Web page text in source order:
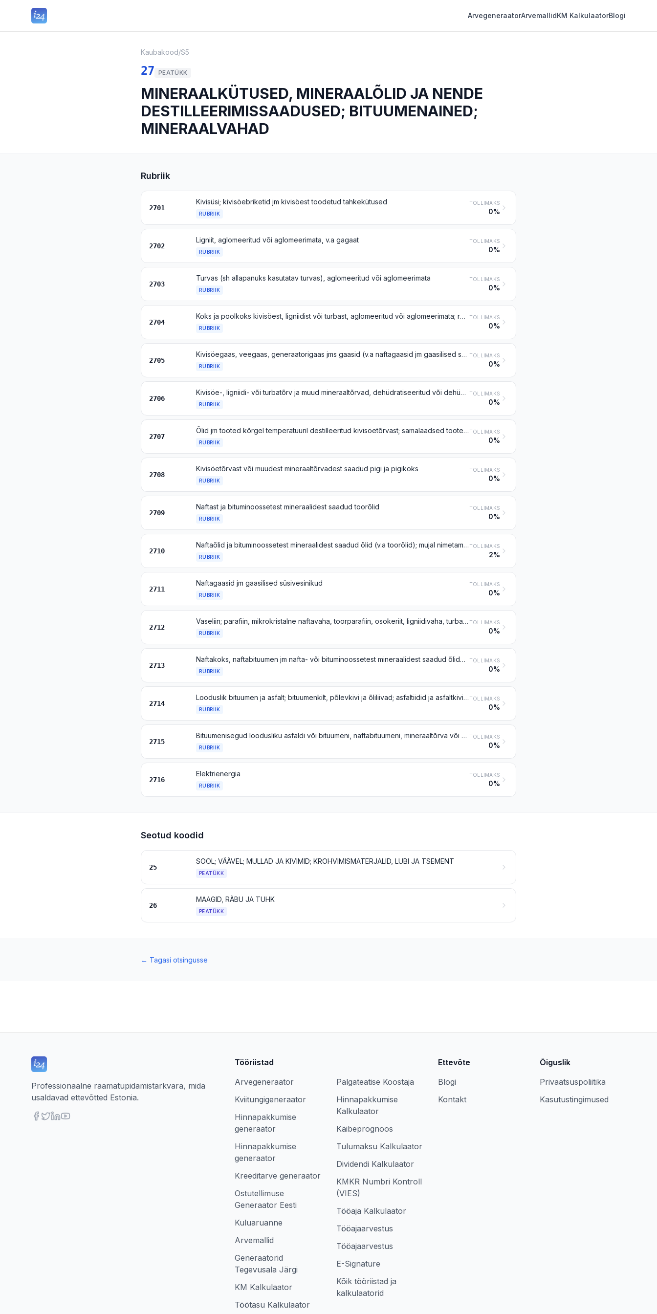
ArvegeneraatorArvemallidKM KalkulaatorBlogi
Kaubakood/S5
27 PEATÜKK
MINERAALKÜTUSED, MINERAALÕLID JA NENDE
DESTILLEERIMISSAADUSED; BITUUMENAINED;
MINERAALVAHAD
Rubriik
2701
Kivisüsi; kivisöebriketid jm kivisöest toodetud tahkekütused
RUBRIIK
TOLLIMAKS
0%
2702
Ligniit, aglomeeritud või aglomeerimata, v.a gagaat
RUBRIIK
TOLLIMAKS
0%
2703
Turvas (sh allapanuks kasutatav turvas), aglomeeritud või aglomeerimata
RUBRIIK
TOLLIMAKS
0%
2704
Koks ja poolkoks kivisöest, ligniidist või turbast, aglomeeritud või aglomeerimata; retordisüsi
RUBRIIK
TOLLIMAKS
0%
2705
Kivisöegaas, veegaas, generaatorigaas jms gaasid (v.a naftagaasid jm gaasilised süsivesinikud)
RUBRIIK
TOLLIMAKS
0%
2706
Kivisöe-, ligniidi- või turbatõrv ja muud mineraaltõrvad, dehüdratiseeritud või dehüdratiseerimata, osaliselt destilleeritud või destilleerimata, sh taastatud tõrvad
RUBRIIK
TOLLIMAKS
0%
2707
Õlid jm tooted kõrgel temperatuuril destilleeritud kivisöetõrvast; samalaadsed tooted, milles aromaatsete komponentide mass ületab mittearomaatsete komponentide massi
RUBRIIK
TOLLIMAKS
0%
2708
Kivisöetõrvast või muudest mineraaltõrvadest saadud pigi ja pigikoks
RUBRIIK
TOLLIMAKS
0%
2709
Naftast ja bituminoossetest mineraalidest saadud toorõlid
RUBRIIK
TOLLIMAKS
0%
2710
Naftaõlid ja bituminoossetest mineraalidest saadud õlid (v.a toorõlid); mujal nimetamata preparaadid, mis sisaldavad põhikomponendina 70 % massist ja rohkem naftaõlisid või bituminoossetest mineraalidest saadud õlisid, mis on nende preparaatide põhikoostisosadeks; õlijäätmed
RUBRIIK
TOLLIMAKS
2%
2711
Naftagaasid jm gaasilised süsivesinikud
RUBRIIK
TOLLIMAKS
0%
2712
Vaseliin; parafiin, mikrokristalne naftavaha, toorparafiin, osokeriit, ligniidivaha, turbavaha, muud mineraalsed vahad jms sünteesil või muudel menetlustel saadud tooted, värvitud või värvimata
RUBRIIK
TOLLIMAKS
0%
2713
Naftakoks, naftabituumen jm nafta- või bituminoossetest mineraalidest saadud õlide tootmisjäägid
RUBRIIK
TOLLIMAKS
0%
2714
Looduslik bituumen ja asfalt; bituumenkilt, põlevkivi ja õliliivad; asfaltiidid ja asfaltkivimid
RUBRIIK
TOLLIMAKS
0%
2715
Bituumenisegud loodusliku asfaldi või bituumeni, naftabituumeni, mineraaltõrva või sellest saadud pigi baasil (nt bituumenmastiks, vedeldatud bituumen)
RUBRIIK
TOLLIMAKS
0%
2716
Elektrienergia
RUBRIIK
TOLLIMAKS
0%
Seotud koodid
25
SOOL; VÄÄVEL; MULLAD JA KIVIMID; KROHVIMISMATERJALID, LUBI JA TSEMENT
PEATÜKK
26
MAAGID, RÄBU JA TUHK
PEATÜKK
← Tagasi otsingusse
Professionaalne raamatupidamistarkvara, mida
usaldavad ettevõtted Estonia.
Tööriistad
Arvegeneraator
Kviitungigeneraator
Hinnapakkumise
generaator
Hinnapakkumise
generaator
Kreeditarve generaator
Ostutellimuse
Generaator Eesti
Kuluaruanne
Arvemallid
Generaatorid
Tegevusala Järgi
KM Kalkulaator
Töötasu Kalkulaator
Palgateatise Koostaja
Hinnapakkumise
Kalkulaator
Käibeprognoos
Tulumaksu Kalkulaator
Dividendi Kalkulaator
KMKR Numbri Kontroll
(VIES)
Tööaja Kalkulaator
Tööajaarvestus
Tööajaarvestus
E-Signature
Kõik tööriistad ja
kalkulaatorid
Ettevõte
Blogi
Kontakt
Õiguslik
Privaatsuspoliitika
Kasutustingimused